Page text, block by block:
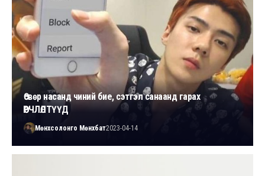
Өсвөр насанд чиний бие, сэтгэл санаанд гарах
ӨӨРЧЛӨЛТҮҮД
Мөнхсолонго Мөнхбат2023-04-14